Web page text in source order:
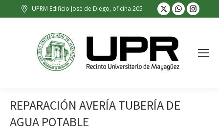
UPRM Edificio José de Diego, oficina 205
X
page
opens
in
new
window
Whatsapp
pagepage
in
new
REPARACIÓN AVERÍA TUBERÍA DE
AGUA POTABLE